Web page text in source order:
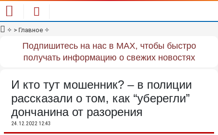
✧ > Главное ✧
Подпишитесь на нас в MAX, чтобы быстро
получать информацию о свежих новостях
И кто тут мошенник? – в полиции
рассказали о том, как “уберегли”
дончанина от разорения
24.12.2022 12:43